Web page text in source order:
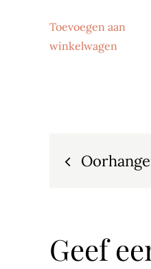
Toevoegen aan
winkelwagen
Bericht
Geef